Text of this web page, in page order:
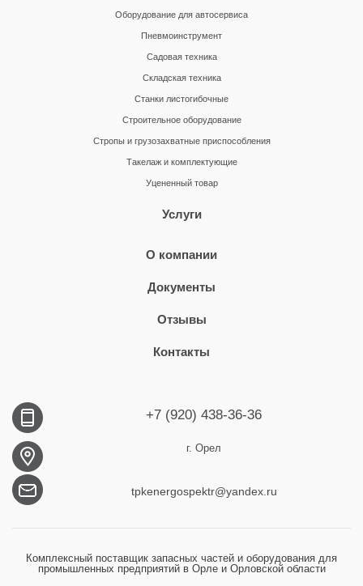
Оборудование для автосервиса
Пневмоинструмент
Садовая техника
Складская техника
Станки листогибочные
Строительное оборудование
Стропы и грузозахватные приспособления
Такелаж и комплектующие
Уцененный товар
Услуги
О компании
Документы
Отзывы
Контакты
+7 (920) 438-36-36
г. Орел
tpkenergospektr@yandex.ru
Комплексный поставщик запасных частей и оборудования для
промышленных предприятий в Орле и Орловской области